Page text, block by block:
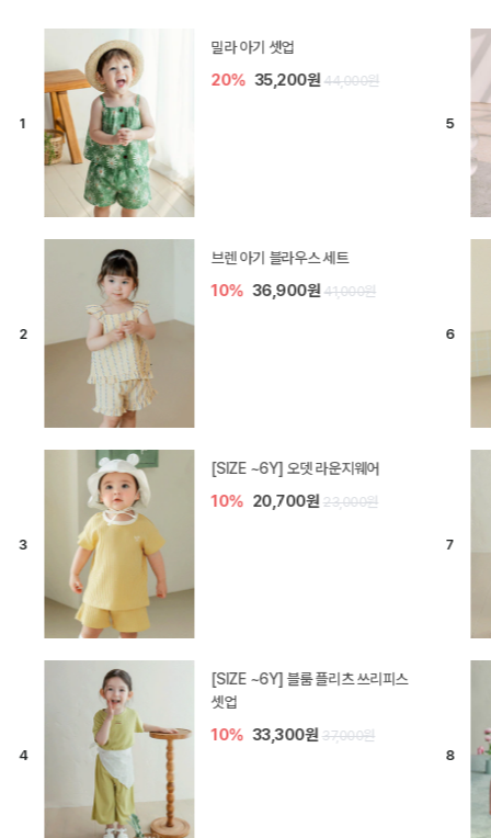
밀라 아기 셋업
20% 35,200원 44,000원
브렌 아기 블라우스 세트
10% 36,900원 41,000원
[SIZE ~6Y] 오뎃 라운지웨어
10% 20,700원 23,000원
[SIZE ~6Y] 블룸 플리츠 쓰리피스
셋업
10% 33,300원 37,000원